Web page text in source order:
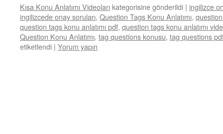
Kısa Konu Anlatımı Videoları kategorisine gönderildi | ingilizce
ingilizcede onay soruları, Question Tags Konu Anlatımı,
question tags konu anlatımı pdf, question tags konu anlatımı
Question Konu Anlatımı, tag questions konusu, tag questions
etiketlendi | Yorum yapın